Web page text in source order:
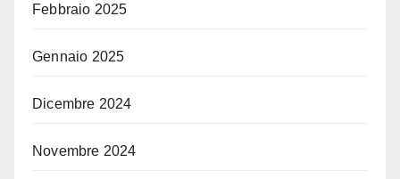
Febbraio 2025
Gennaio 2025
Dicembre 2024
Novembre 2024